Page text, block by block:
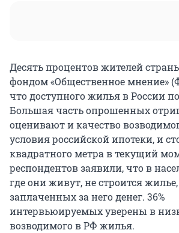
Десять процентов жителей
фондом «Общественное мнение»
что доступного жилья в России
Большая часть опрошенных
оценивают и качество
условия российской ипотеки, и
квадратного метра в текущий
респондентов заявили, что в
где они живут, не строится
заплаченных за него денег. 36%
интервьюируемых уверены в
возводимого в РФ жилья.